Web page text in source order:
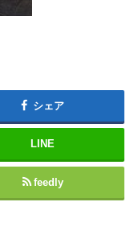
シェア
LINE
feedly